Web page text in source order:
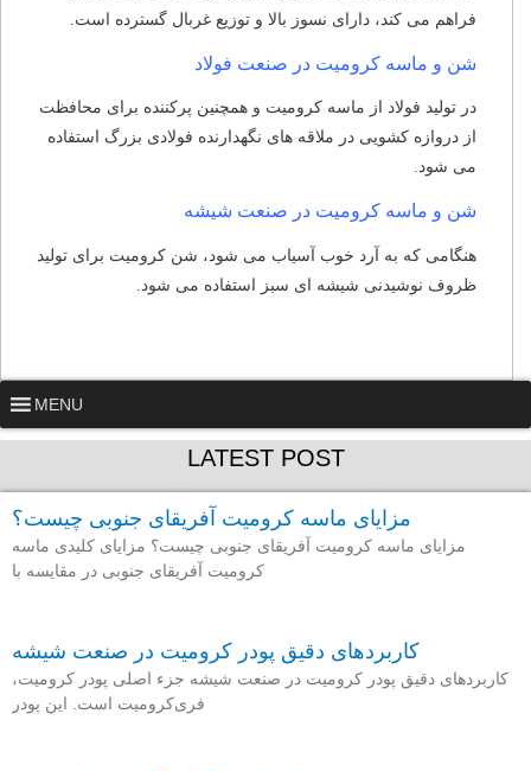
فراهم می کند، دارای نسوز بالا و توزیع غربال گسترده است.
شن و ماسه کرومیت در صنعت فولاد
در تولید فولاد از ماسه کرومیت و همچنین پرکننده برای محافظت
از دروازه کشویی در ملاقه های نگهدارنده فولادی بزرگ استفاده
می شود.
شن و ماسه کرومیت در صنعت شیشه
هنگامی که به آرد خوب آسیاب می شود، شن کرومیت برای تولید
ظروف نوشیدنی شیشه ای سبز استفاده می شود.
MENU
LATEST POST
مزایای ماسه کرومیت آفریقای جنوبی چیست؟
مزایای ماسه کرومیت آفریقای جنوبی چیست؟ مزایای کلیدی ماسه
کرومیت آفریقای جنوبی در مقایسه با
کاربردهای دقیق پودر کرومیت در صنعت شیشه
کاربردهای دقیق پودر کرومیت در صنعت شیشه جزء اصلی پودر کرومیت،
فری‌کرومیت است. این پودر